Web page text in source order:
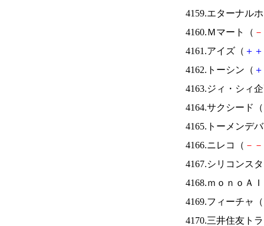
4159.エターナル
4160.Ｍマート（ －
4161.アイズ（ ＋ ＋
4162.トーシン（ ＋
4163.ジィ・シィ
4164.サクシード（
4165.トーメンデ
4166.ニレコ（ － －
4167.シリコンス
4168.ｍｏｎｏＡ
4169.フィーチャ（
4170.三井住友ト